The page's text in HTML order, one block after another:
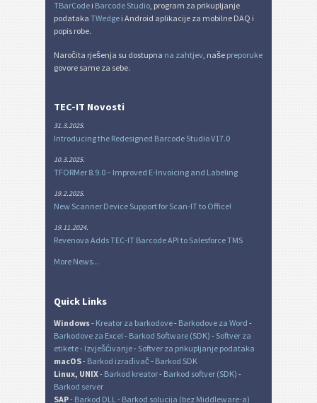
TBarCode i Barcode Studio , program za prikupljanje
podataka TWedge i Android aplikacije za mobilne DAQ i
popis robe.
Naročita rješenja su dostupna na zahtjev , naše preporuke
govore same za sebe.
TEC-IT Novosti
31.3.2025.
Introducing the Redesigned Barcode Studio V17.0
10.3.2025.
TFORMer 8.9.0 – Improved E-Invoicing and Labeling
19.2.2025.
New Scanner Device Support for Scan-IT to Office!
19.11.2024.
Revenova Adds TEC-IT Barcode API to Salesforce TMS
More News...
Quick Links
Windows- Kreator za barkodove- Barkodove za Word -
Barkodove za Excel - Barkod Software (SDK) - Softver za
etikete- Izvješćivanje- Softver za prikupljanje podataka
macOS- Barkod izrađivač- Barkod SDK
Linux, UNIX- Barkod kreator- Barkod softver (SDK) -
Barkod server
SAP- Barkod DLL - Barkod solucija (bez Middleware-a)